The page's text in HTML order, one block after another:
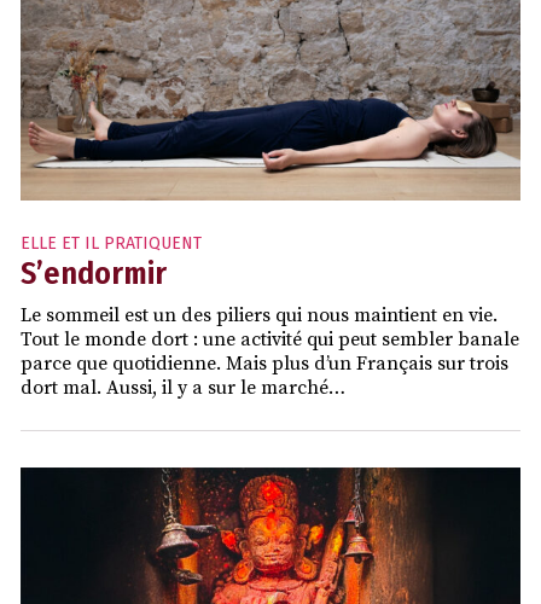
ELLE ET IL PRATIQUENT
S’endormir
Le sommeil est un des piliers qui nous maintient en vie.
Tout le monde dort : une activité qui peut sembler banale
parce que quotidienne. Mais plus d’un Français sur trois
dort mal. Aussi, il y a sur le marché…